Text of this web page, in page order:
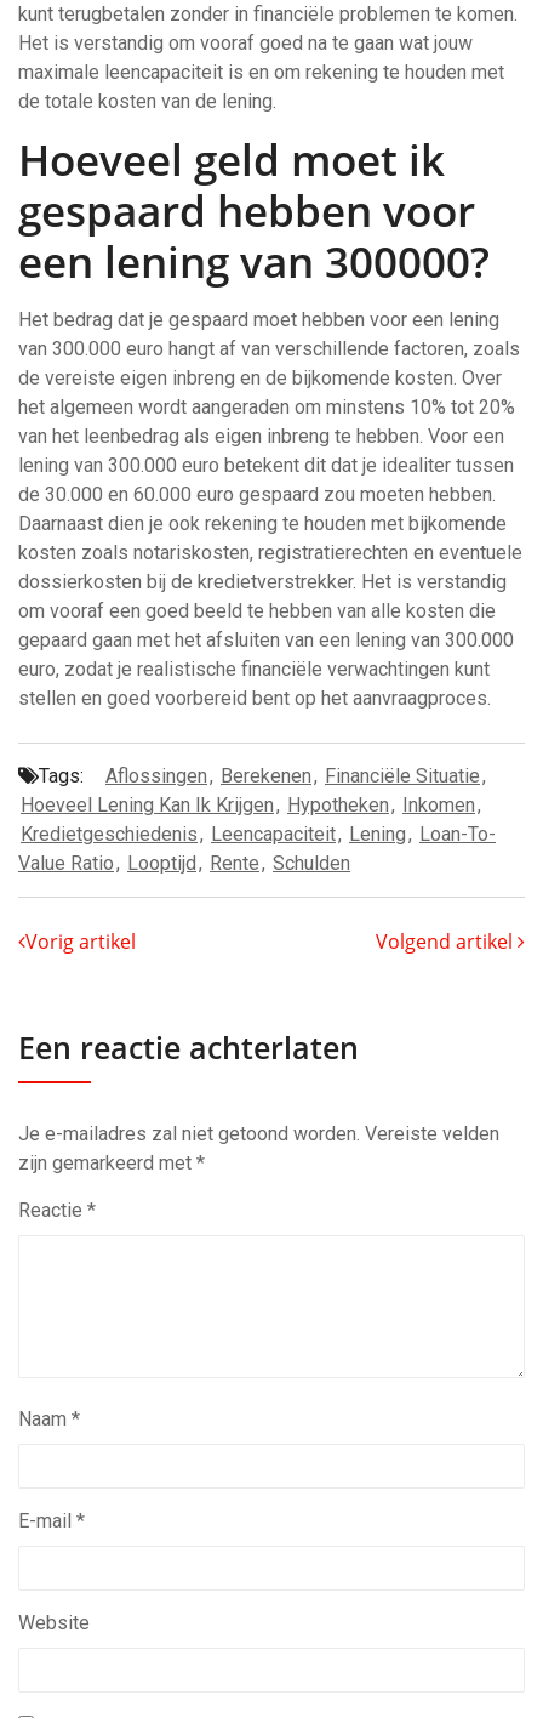
kunt terugbetalen zonder in financiële problemen te komen.
Het is verstandig om vooraf goed na te gaan wat jouw
maximale leencapaciteit is en om rekening te houden met
de totale kosten van de lening.
Hoeveel geld moet ik
gespaard hebben voor
een lening van 300000?
Het bedrag dat je gespaard moet hebben voor een lening
van 300.000 euro hangt af van verschillende factoren, zoals
de vereiste eigen inbreng en de bijkomende kosten. Over
het algemeen wordt aangeraden om minstens 10% tot 20%
van het leenbedrag als eigen inbreng te hebben. Voor een
lening van 300.000 euro betekent dit dat je idealiter tussen
de 30.000 en 60.000 euro gespaard zou moeten hebben.
Daarnaast dien je ook rekening te houden met bijkomende
kosten zoals notariskosten, registratierechten en eventuele
dossierkosten bij de kredietverstrekker. Het is verstandig
om vooraf een goed beeld te hebben van alle kosten die
gepaard gaan met het afsluiten van een lening van 300.000
euro, zodat je realistische financiële verwachtingen kunt
stellen en goed voorbereid bent op het aanvraagproces.
Tags: Aflossingen, Berekenen, Financiële Situatie,
Hoeveel Lening Kan Ik Krijgen, Hypotheken, Inkomen,
Kredietgeschiedenis, Leencapaciteit, Lening, Loan-To-
Value Ratio, Looptijd, Rente, Schulden
Vorig artikel Volgend artikel
Een reactie achterlaten
Je e-mailadres zal niet getoond worden. Vereiste velden
zijn gemarkeerd met *
Reactie *
Naam *
E-mail *
Website